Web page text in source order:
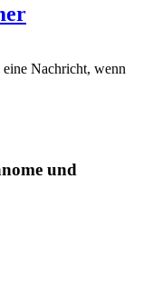
Nachricht, wenn
und